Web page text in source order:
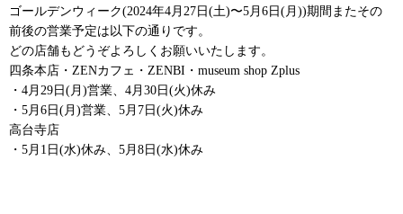
ゴールデンウィーク(2024年4月27日(土)〜5月6日(月))期間またその
前後の営業予定は以下の通りです。
どの店舗もどうぞよろしくお願いいたします。
四条本店・ZENカフェ・ZENBI・museum shop Zplus
・4月29日(月)営業、4月30日(火)休み
・5月6日(月)営業、5月7日(火)休み
高台寺店
・5月1日(水)休み、5月8日(水)休み